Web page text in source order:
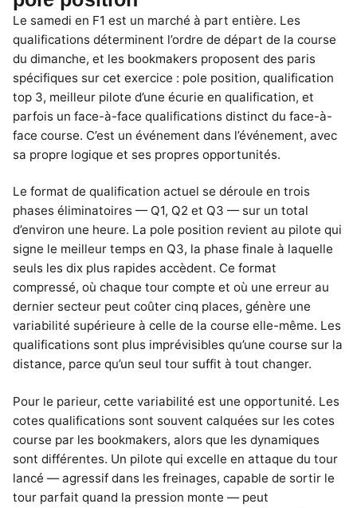
Le samedi en F1 est un marché à part entière. Les
qualifications déterminent l’ordre de départ de la course
du dimanche, et les bookmakers proposent des paris
spécifiques sur cet exercice : pole position, qualification
top 3, meilleur pilote d’une écurie en qualification, et
parfois un face-à-face qualifications distinct du face-à-
face course. C’est un événement dans l’événement, avec
sa propre logique et ses propres opportunités.
Le format de qualification actuel se déroule en trois
phases éliminatoires — Q1, Q2 et Q3 — sur un total
d’environ une heure. La pole position revient au pilote qui
signe le meilleur temps en Q3, la phase finale à laquelle
seuls les dix plus rapides accèdent. Ce format
compressé, où chaque tour compte et où une erreur au
dernier secteur peut coûter cinq places, génère une
variabilité supérieure à celle de la course elle-même. Les
qualifications sont plus imprévisibles qu’une course sur la
distance, parce qu’un seul tour suffit à tout changer.
Pour le parieur, cette variabilité est une opportunité. Les
cotes qualifications sont souvent calquées sur les cotes
course par les bookmakers, alors que les dynamiques
sont différentes. Un pilote qui excelle en attaque du tour
lancé — agressif dans les freinages, capable de sortir le
tour parfait quand la pression monte — peut